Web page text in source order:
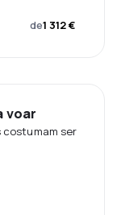
de1 312 €
voar
costumam ser